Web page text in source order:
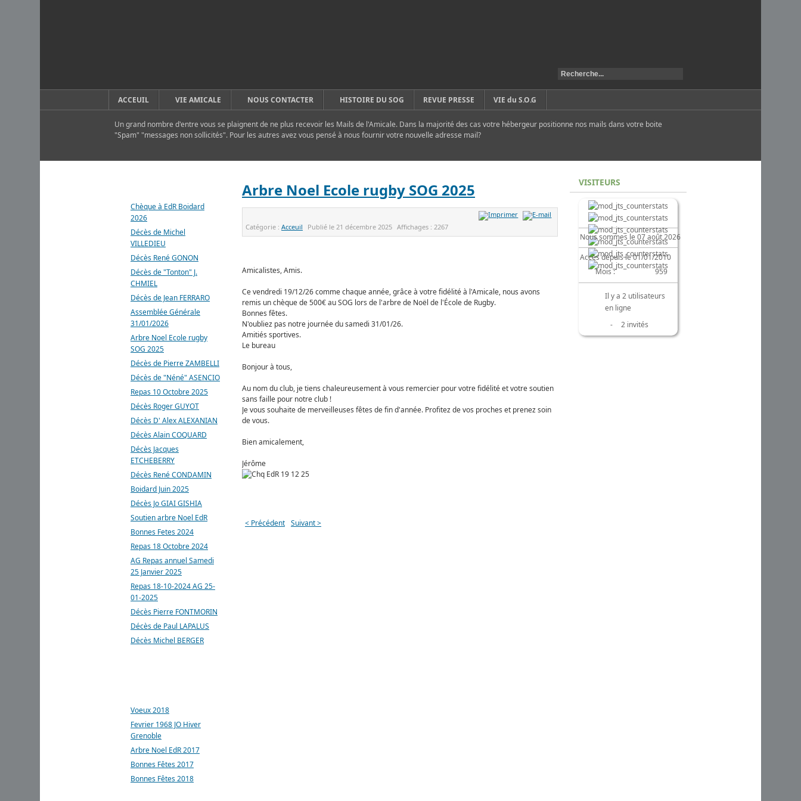
ACCEUIL VIE AMICALE NOUS CONTACTER HISTOIRE DU SOG REVUE PRESSE VIE du S.O.G
Un grand nombre d'entre vous se plaignent de ne plus recevoir les Mails de l'Amicale. Dans la majorité des cas votre hébergeur positionne nos mails dans votre boite
"Spam" "messages non sollicités". Pour les autres avez vous pensé à nous fournir votre nouvelle adresse mail?
Arbre Noel Ecole rugby SOG 2025
Catégorie :Acceuil Publié le21 décembre 2025 Affichages :2267
Amicalistes, Amis.
Ce vendredi 19/12/26 comme chaque année, grâce à votre fidélité à l'Amicale, nous avons
remis un chèque de 500€ au SOG lors de l'arbre de Noël de l'École de Rugby.
Bonnes fêtes.
N'oubliez pas notre journée du samedi 31/01/26.
Amitiés sportives.
Le bureau
Bonjour à tous,
Au nom du club, je tiens chaleureusement à vous remercier pour votre fidélité et votre soutien
sans faille pour notre club !
Je vous souhaite de merveilleuses fêtes de fin d'année. Profitez de vos proches et prenez soin
de vous.
Bien amicalement,
Jérôme
< Précédent Suivant >
Chèque à EdR Boidard
2026
Décès de Michel
VILLEDIEU
Décès René GONON
Décès de "Tonton" J.
CHMIEL
Décès de Jean FERRARO
Assemblée Générale
31/01/2026
Arbre Noel Ecole rugby
SOG 2025
Décès de Pierre ZAMBELLI
Décès de "Néné" ASENCIO
Repas 10 Octobre 2025
Décès Roger GUYOT
Décès D' Alex ALEXANIAN
Décès Alain COQUARD
Décès Jacques
ETCHEBERRY
Décès René CONDAMIN
Boidard Juin 2025
Décès Jo GIAI GISHIA
Soutien arbre Noel EdR
Bonnes Fetes 2024
Repas 18 Octobre 2024
AG Repas annuel Samedi
25 Janvier 2025
Repas 18-10-2024 AG 25-
01-2025
Décès Pierre FONTMORIN
Décès de Paul LAPALUS
Décès Michel BERGER
Voeux 2018
Fevrier 1968 JO Hiver
Grenoble
Arbre Noel EdR 2017
Bonnes Fêtes 2017
Bonnes Fêtes 2018
VISITEURS
Nous sommes le 07 août 2026
Accès depuis le 01/01/2010
Mois :
959
Il y a 2 utilisateurs
en ligne
-
2 invités